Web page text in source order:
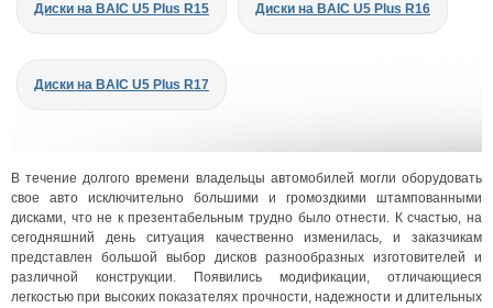
Диски на BAIC U5 Plus R15 Диски на BAIC U5 Plus R16
Диски на BAIC U5 Plus R17
В течение долгого времени владельцы автомобилей могли оборудовать
свое авто исключительно большими и громоздкими штампованными
дисками, что не к презентабельным трудно было отнести. К счастью, на
сегодняшний день ситуация качественно изменилась, и заказчикам
представлен большой выбор дисков разнообразных изготовителей и
различной конструкции. Появились модификации, отличающиеся
легкостью при высоких показателях прочности, надежности и длительных